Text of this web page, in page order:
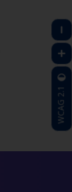
WCAG 2.1